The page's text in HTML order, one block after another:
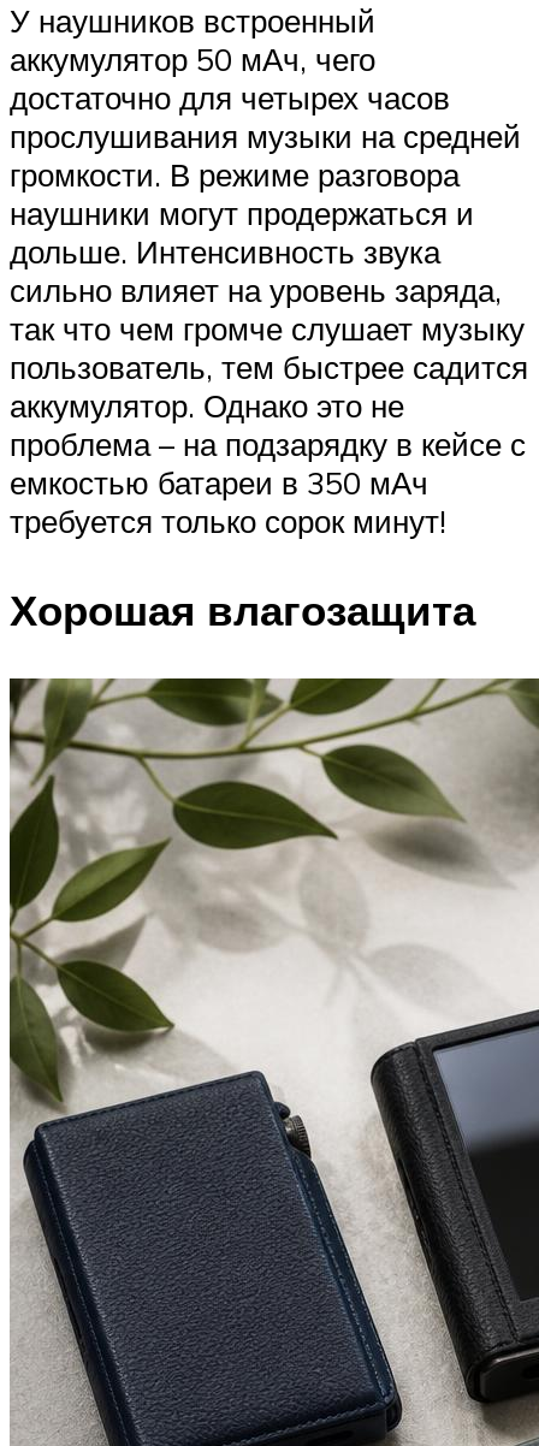
У наушников встроенный
аккумулятор 50 мАч, чего
достаточно для четырех часов
прослушивания музыки на средней
громкости. В режиме разговора
наушники могут продержаться и
дольше. Интенсивность звука
сильно влияет на уровень заряда,
так что чем громче слушает музыку
пользователь, тем быстрее садится
аккумулятор. Однако это не
проблема – на подзарядку в кейсе с
емкостью батареи в 350 мАч
требуется только сорок минут!
Хорошая влагозащита